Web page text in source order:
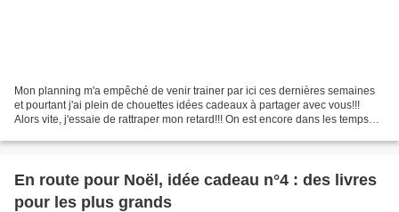
Mon planning m'a empêché de venir trainer par ici ces dernières semaines
et pourtant j'ai plein de chouettes idées cadeaux à partager avec vous!!!
Alors vite, j'essaie de rattraper mon retard!!! On est encore dans les temps
En route pour Noël, idée cadeau n°4 : des livres
pour les plus grands